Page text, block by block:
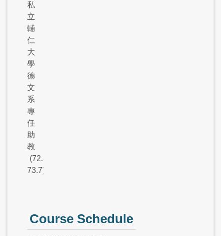
私
立
輔
仁
大
學
德
文
系
專
任
助
教
(72.8-
73.7).
Course Schedule